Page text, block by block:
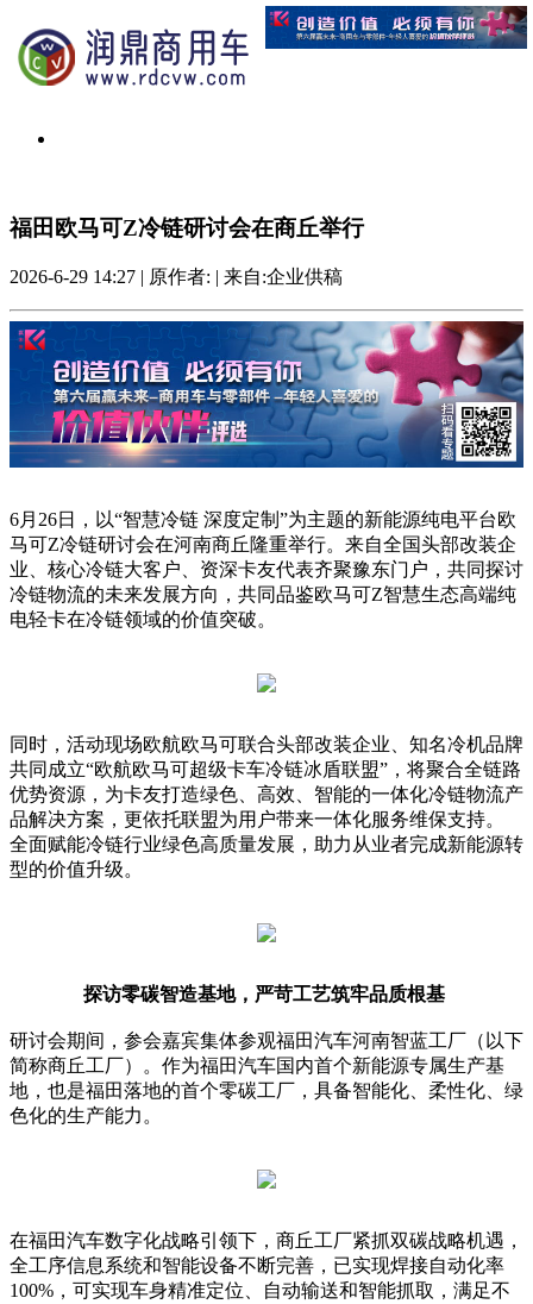
福田欧马可Z冷链研讨会在商丘举行
2026-6-29 14:27 | 原作者: | 来自:企业供稿
6月26日，以“智慧冷链 深度定制”为主题的新能源纯电平台欧
马可Z冷链研讨会在河南商丘隆重举行。来自全国头部改装企
业、核心冷链大客户、资深卡友代表齐聚豫东门户，共同探讨
冷链物流的未来发展方向，共同品鉴欧马可Z智慧生态高端纯
电轻卡在冷链领域的价值突破。
同时，活动现场欧航欧马可联合头部改装企业、知名冷机品牌
共同成立“欧航欧马可超级卡车冷链冰盾联盟”，将聚合全链路
优势资源，为卡友打造绿色、高效、智能的一体化冷链物流产
品解决方案，更依托联盟为用户带来一体化服务维保支持。
全面赋能冷链行业绿色高质量发展，助力从业者完成新能源转
型的价值升级。
探访零碳智造基地，严苛工艺筑牢品质根基
研讨会期间，参会嘉宾集体参观福田汽车河南智蓝工厂（以下
简称商丘工厂）。作为福田汽车国内首个新能源专属生产基
地，也是福田落地的首个零碳工厂，具备智能化、柔性化、绿
色化的生产能力。
在福田汽车数字化战略引领下，商丘工厂紧抓双碳战略机遇，
全工序信息系统和智能设备不断完善，已实现焊接自动化率
100%，可实现车身精准定位、自动输送和智能抓取，满足不